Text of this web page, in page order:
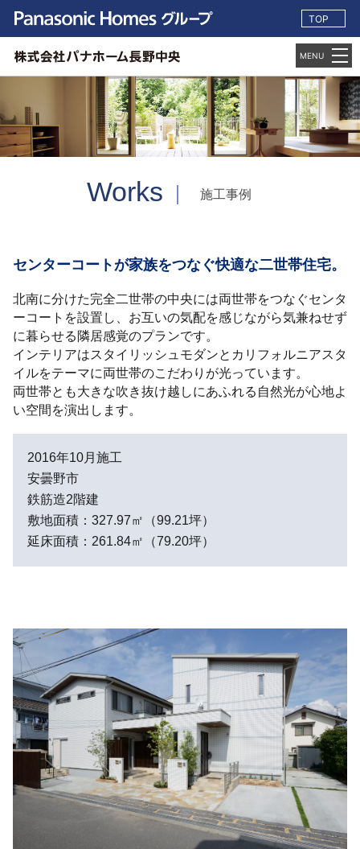
TOP
Works 施工事例
センターコートが家族をつなぐ快適な二世帯住宅。
北南に分けた完全二世帯の中央には両世帯をつなぐセンタ
ーコートを設置し、お互いの気配を感じながら気兼ねせず
に暮らせる隣居感覚のプランです。
インテリアはスタイリッシュモダンとカリフォルニアスタ
イルをテーマに両世帯のこだわりが光っています。
両世帯とも大きな吹き抜け越しにあふれる自然光が心地よ
い空間を演出します。
2016年10月施工
安曇野市
鉄筋造2階建
敷地面積：327.97㎡（99.21坪）
延床面積：261.84㎡（79.20坪）